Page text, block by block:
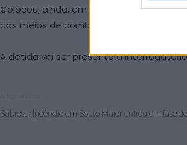
Colocou, ainda, em perigo alguns
dos meios de combate, nomeadamente
A detida vai ser presente a
Sabrosa: Incêndio em Souto Maior entrou em fase